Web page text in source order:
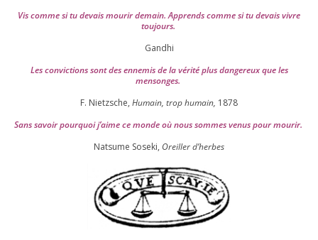
Vis comme si tu devais mou­rir demain. Apprends comme si tu devais vivre
toujours.
Gandhi
Les convic­tions sont des enne­mis de la véri­té plus dan­ge­reux que les
mensonges.
F. Nietzsche, Humain, trop humain, 1878
Sans savoir pour­quoi j’aime ce monde où nous sommes venus pour mourir.
Natsume Soseki, Oreiller d’herbes